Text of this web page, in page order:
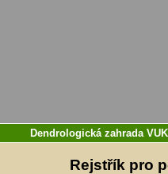
Dendrologická zahrada
Rejstřík pro